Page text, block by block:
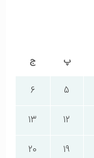
پ ج
5
6
12
13
19
20